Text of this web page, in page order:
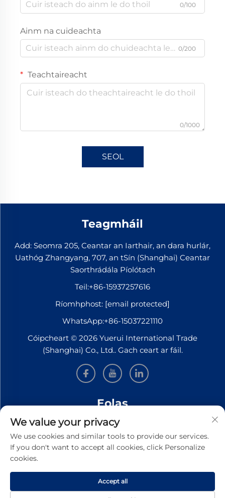
0/100
Ainm na cuideachta
0/200
Teachtaireacht
0/1000
SEOL
Teagmháil
Add: Seomra 205, Ceantar an Iarthair, an dara hurlár,
Uathóg Zhangyang, 707, an tSín (Shanghai) Ceantar
Saorthrádála Píolótach
Teil:+86-15937257616
Ríomhphost: [email protected]
WhatsApp:+86-15037221110
Cóipcheart © 2026 Yuerui International Trade
(Shanghai) Co., Ltd.. Gach ceart ar fáil.
Eolas
Síní leat le bheith ar liosta le haghaidh ár nuachtslánú
seachtúil
SEOL
We value your privacy
We use cookies and similar tools to provide our services.
If you don't want to accept all cookies, click Personalize
cookies.
Accept all